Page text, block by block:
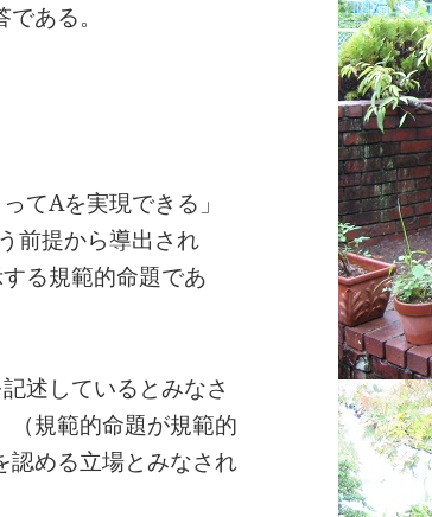
ある。
てAを実現できる」
前提から導出され
る規範的命題であ
述しているとみなさ
（規範的命題が規範的
認める立場とみなされ